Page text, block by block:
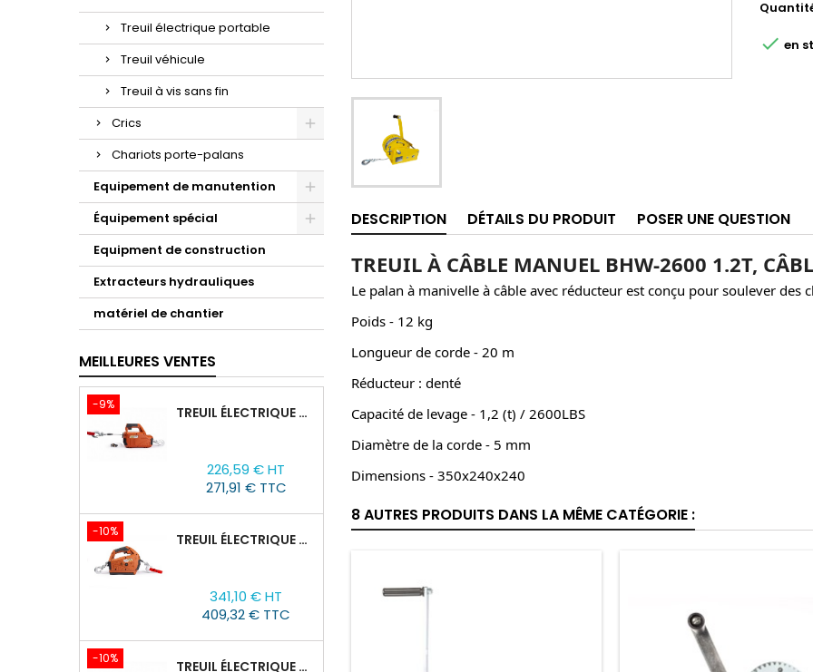
Treuil électrique portable
Treuil véhicule
Treuil à vis sans fin
Crics
Chariots porte-palans
Equipement de manutention
Équipement spécial
Equipment de construction
Extracteurs hydrauliques
matériel de chantier
MEILLEURES VENTES
-9% TREUIL ÉLECTRIQUE PORTABLE AVEC TÉLÉCOMMANDE TOR SQ-02-450KG/4.6M
base
226,59 € HT
271,91 € TTC
-10% TREUIL ÉLECTRIQUE PORTABLE À BATTERIE TOR SQ-05-450KG/4.6M
base
341,10 € HT
409,32 € TTC
-10% TREUIL ÉLECTRIQUE PORTABLE AVEC TÉLÉCOMMANDE TOR SQ-04-250KG/8M
 en
DESCRIPTION DÉTAILS DU PRODUIT POSER UNE QUESTION
TREUIL À CÂBLE MANUEL BHW-2600 1.2T,
Le palan à manivelle à câble avec réducteur est conçu pour soulever des
Poids - 12 kg
Longueur de corde - 20 m
Réducteur : denté
Capacité de levage - 1,2 (t) / 2600LBS
Diamètre de la corde - 5 mm
Dimensions - 350x240x240
8 AUTRES PRODUITS DANS LA MÊME CATÉGORIE :